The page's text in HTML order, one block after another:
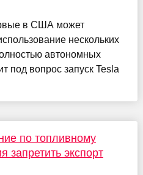
в США может
нескольких
автономных
под вопрос запуск Tesla
по топливному
запретить экспорт